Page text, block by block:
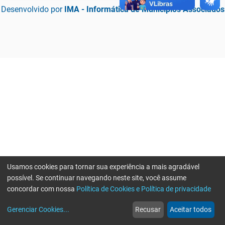
Desenvolvido por IMA - Informática de Municípios Associados
web
Notícias
more_horiz
Mais
Usamos cookies para tornar sua experiência a mais agradável
possível. Se continuar navegando neste site, você assume
concordar com nossa Política de Cookies e Política de privacidade
Gerenciar Cookies... Recusar Aceitar todos
Erro ao enviar informações, por favor tente novamente